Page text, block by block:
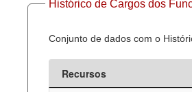
Histórico de Cargos dos
Conjunto de dados com o
Recursos